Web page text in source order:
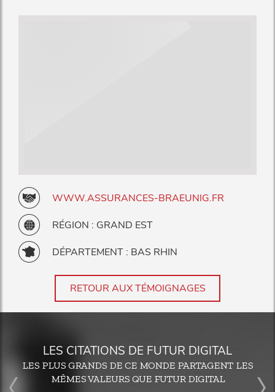
WWW.ASSURANCES-BRAEUNIG.FR
RÉGION : GRAND EST
DÉPARTEMENT : BAS RHIN
RETOUR AUX TÉMOIGNAGES
LES CITATIONS DE FUTUR DIGITAL
LES PLUS GRANDS DE CE MONDE PARTAGENT LES
MÊMES VALEURS QUE FUTUR DIGITAL